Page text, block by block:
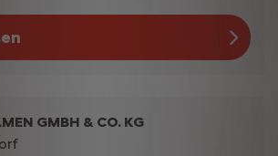
GMBH & CO. KG